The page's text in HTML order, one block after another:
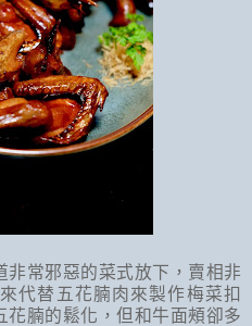
常邪惡的菜式放下，賣相非
代替五花腩肉來製作梅菜扣
花腩的鬆化，但和牛面頰卻多